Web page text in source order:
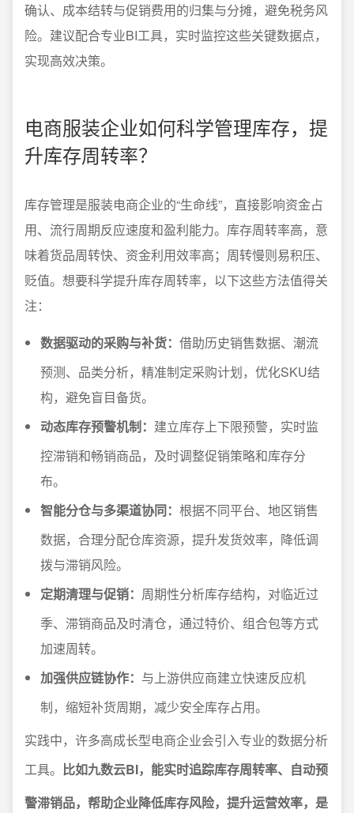
确认、成本结转与促销费用的归集与分摊，避免税务风
险。建议配合专业BI工具，实时监控这些关键数据点，
实现高效决策。
电商服装企业如何科学管理库存，提
升库存周转率？
库存管理是服装电商企业的“生命线”，直接影响资金占
用、流行周期反应速度和盈利能力。库存周转率高，意
味着货品周转快、资金利用效率高；周转慢则易积压、
贬值。想要科学提升库存周转率，以下这些方法值得关
注：
数据驱动的采购与补货： 借助历史销售数据、潮流
预测、品类分析，精准制定采购计划，优化SKU结
构，避免盲目备货。
动态库存预警机制： 建立库存上下限预警，实时监
控滞销和畅销商品，及时调整促销策略和库存分
布。
智能分仓与多渠道协同： 根据不同平台、地区销售
数据，合理分配仓库资源，提升发货效率，降低调
拨与滞销风险。
定期清理与促销： 周期性分析库存结构，对临近过
季、滞销商品及时清仓，通过特价、组合包等方式
加速周转。
加强供应链协作： 与上游供应商建立快速反应机
制，缩短补货周期，减少安全库存占用。
实践中，许多高成长型电商企业会引入专业的数据分析
工具。 比如九数云BI，能实时追踪库存周转率、自动预
警滞销品，帮助企业降低库存风险，提升运营效率，是